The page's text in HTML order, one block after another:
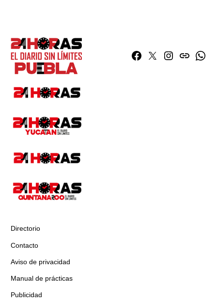
Facebook
TwitterInstagram
issuu
Directorio
Contacto
Aviso de privacidad
Manual de prácticas
Publicidad